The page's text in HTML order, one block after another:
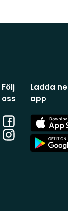
Följ
oss
Facebook
Instagram
Ladda
app
App
Store
App
Store